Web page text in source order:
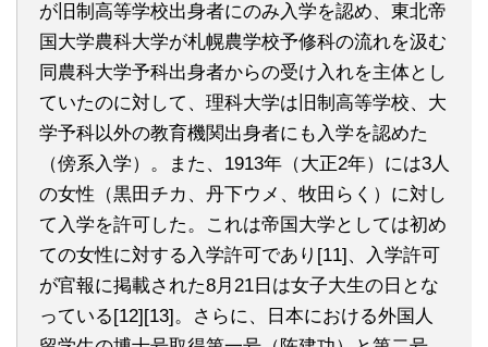
が旧制高等学校出身者にのみ入学を認め、東北帝
国大学農科大学が札幌農学校予修科の流れを汲む
同農科大学予科出身者からの受け入れを主体とし
ていたのに対して、理科大学は旧制高等学校、大
学予科以外の教育機関出身者にも入学を認めた
（傍系入学）。また、1913年（大正2年）には3人
の女性（黒田チカ、丹下ウメ、牧田らく）に対し
て入学を許可した。これは帝国大学としては初め
ての女性に対する入学許可であり[11]、入学許可
が官報に掲載された8月21日は女子大生の日とな
っている[12][13]。さらに、日本における外国人